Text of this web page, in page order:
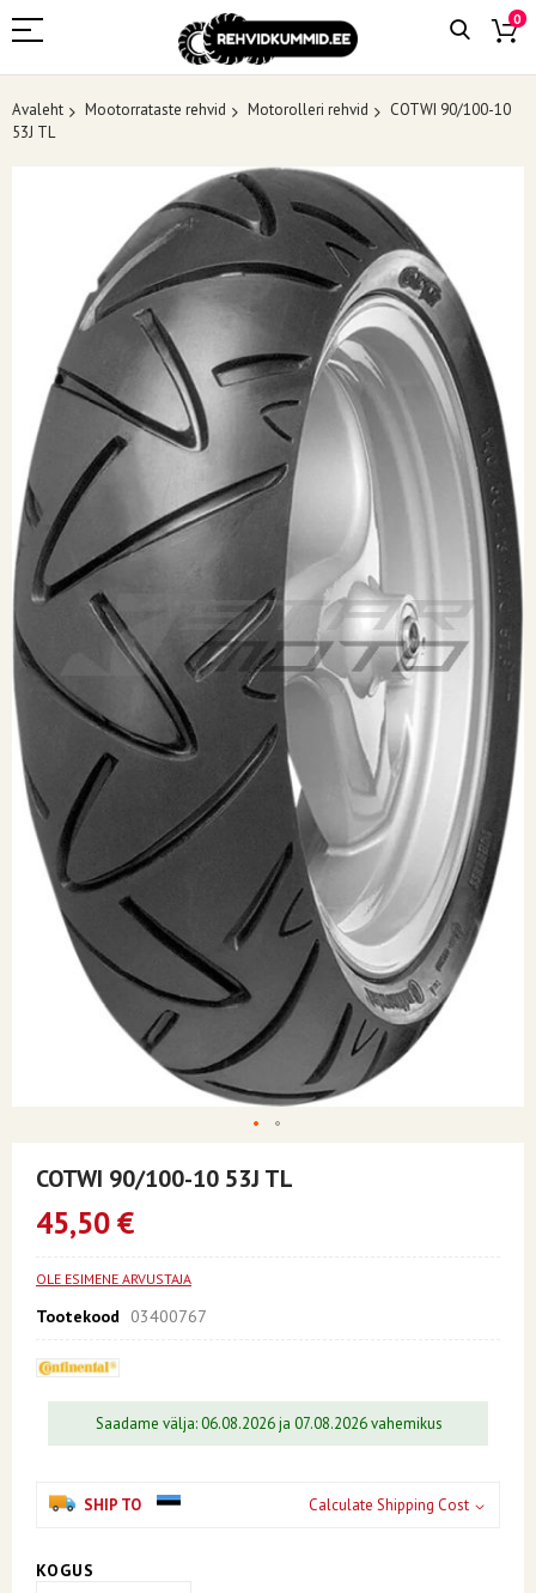
0
Avaleht Mootorrataste rehvid Motorolleri rehvid
COTWI 90/100-10
53J TL
beginning
images
COTWI 90/100-10 53J TL
45,50 €
OLE ESIMENE ARVUSTAJA
Tootekood 03400767
Saadame välja: 06.08.2026 ja 07.08.2026 vahemikus
SHIP TO Calculate Shipping Cost
KOGUS